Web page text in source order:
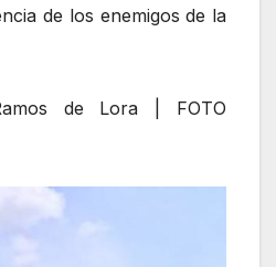
de los enemigos de la
de Lora | FOTO